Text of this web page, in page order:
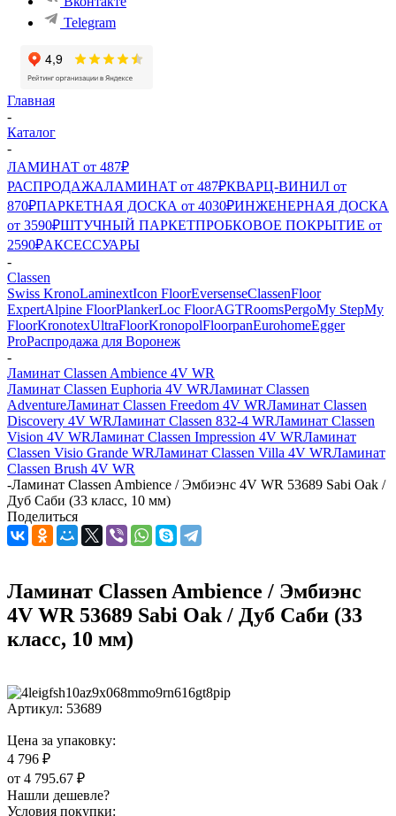
Telegram
Главная
-
Каталог
-
ЛАМИНАТ от 487₽
РАСПРОДАЖАЛАМИНАТ от 487₽КВАРЦ-ВИНИЛ от
870₽ПАРКЕТНАЯ ДОСКА от 4030₽ИНЖЕНЕРНАЯ ДОСКА
от 3590₽ШТУЧНЫЙ ПАРКЕТПРОБКОВОЕ ПОКРЫТИЕ от
2590₽АКСЕССУАРЫ
-
Classen
Swiss KronoLaminextIcon FloorEversenseClassenFloor
ExpertAlpine FloorPlankerLoc FloorAGTRoomsPergoMy StepMy
FloorKronotexUltraFloorKronopolFloorpanEurohomeEgger
ProРаспродажа для Воронеж
-
Ламинат Classen Ambience 4V WR
Ламинат Classen Euphoria 4V WRЛаминат Classen
AdventureЛаминат Classen Freedom 4V WRЛаминат Classen
Discovery 4V WRЛаминат Classen 832-4 WRЛаминат Classen
Vision 4V WRЛаминат Classen Impression 4V WRЛаминат
Classen Visio Grande WRЛаминат Classen Villa 4V WRЛаминат
Classen Brush 4V WR
-Ламинат Classen Ambience / Эмбиэнс 4V WR 53689 Sabi Oak /
Дуб Саби (33 класс, 10 мм)
Поделиться
Ламинат Classen Ambience / Эмбиэнс
4V WR 53689 Sabi Oak / Дуб Саби (33
класс, 10 мм)
Артикул: 53689
Цена за упаковку:
4 796 ₽
от 4 795.67 ₽
Нашли дешевле?
Условия покупки: